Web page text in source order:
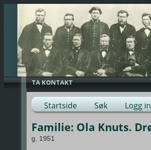
TA KONTAKT
Startside Søk Logg
Familie: Ola Knuts.
g. 1951